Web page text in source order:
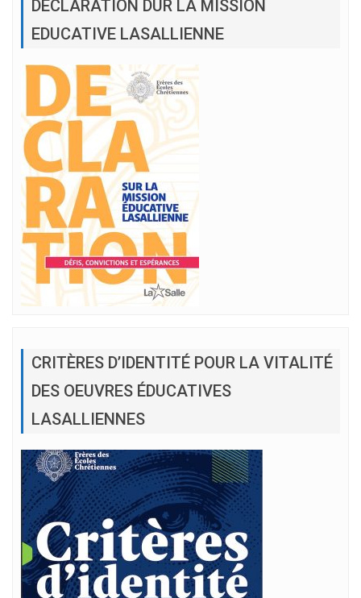
DÉCLARATION DUR LA MISSION
EDUCATIVE LASALLIENNE
CRITÈRES D’IDENTITÉ POUR LA VITALITÉ
DES OEUVRES ÉDUCATIVES
LASALLIENNES